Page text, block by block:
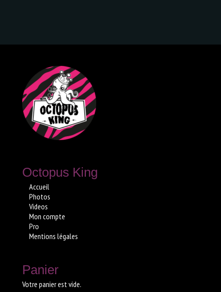
Octopus King
Accueil
Photos
Videos
Mon compte
Pro
Mentions légales
Panier
Votre panier est vide.